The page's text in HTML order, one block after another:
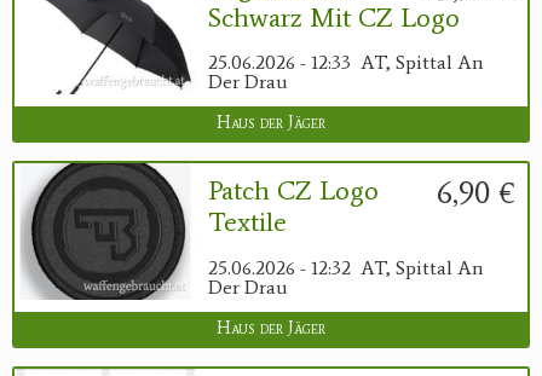
Schwarz Mit CZ Logo
25.06.2026 - 12:33 AT, Spittal An
Der Drau
Haus der Jäger
6,90 €
Patch CZ Logo
Textile
25.06.2026 - 12:32 AT, Spittal An
Der Drau
Haus der Jäger